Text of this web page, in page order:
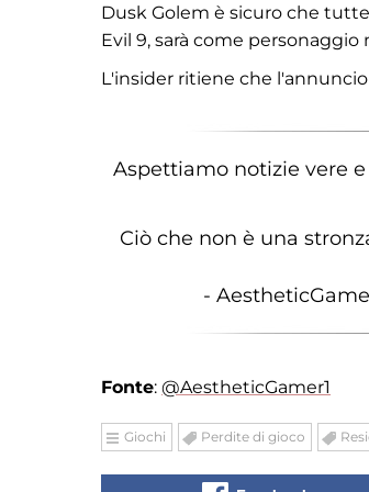
Dusk Golem è sicuro che
Evil 9, sarà come personaggio
L'insider ritiene che
Aspettiamo notizie vere
Ciò che non è una
-
Fonte: @AestheticGamer1
Giochi Perdite di gioco